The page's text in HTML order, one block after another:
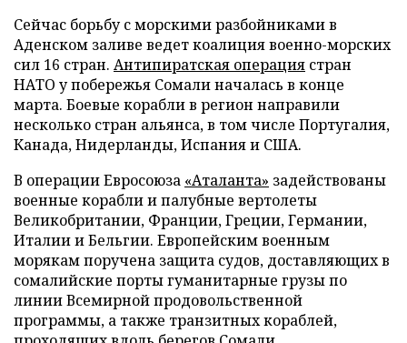
Сейчас борьбу с морскими разбойниками в
Аденском заливе ведет коалиция военно-морских
сил 16 стран. Антипиратская операция стран
НАТО у побережья Сомали началась в конце
марта. Боевые корабли в регион направили
несколько стран альянса, в том числе Португалия,
Канада, Нидерланды, Испания и США.
В операции Евросоюза «Аталанта» задействованы
военные корабли и палубные вертолеты
Великобритании, Франции, Греции, Германии,
Италии и Бельгии. Европейским военным
морякам поручена защита судов, доставляющих в
сомалийские порты гуманитарные грузы по
линии Всемирной продовольственной
программы, а также транзитных кораблей,